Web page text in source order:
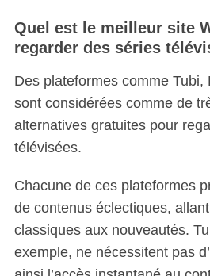
Quel est le meilleur site
regarder des séries
Des plateformes comme Tubi,
sont considérées comme de
alternatives gratuites pour
télévisées.
Chacune de ces plateformes
de contenus éclectiques,
classiques aux nouveautés.
exemple, ne nécessitent pas